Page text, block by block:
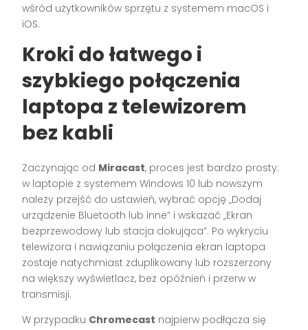
wśród użytkowników sprzętu z systemem macOS i
iOS.
Kroki do łatwego i
szybkiego połączenia
laptopa z telewizorem
bez kabli
Zaczynając od Miracast, proces jest bardzo prosty:
w laptopie z systemem Windows 10 lub nowszym
należy przejść do ustawień, wybrać opcję „Dodaj
urządzenie Bluetooth lub inne” i wskazać „Ekran
bezprzewodowy lub stacja dokująca”. Po wykryciu
telewizora i nawiązaniu połączenia ekran laptopa
zostaje natychmiast zduplikowany lub rozszerzony
na większy wyświetlacz, bez opóźnień i przerw w
transmisji.
W przypadku Chromecast najpierw podłącza się